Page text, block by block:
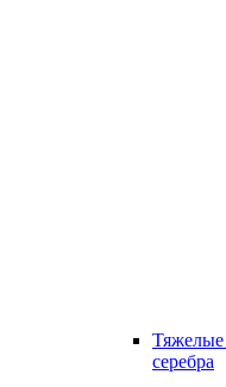
Тяжелые
серебра